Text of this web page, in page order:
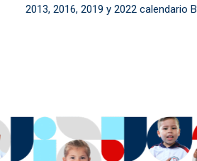
2013, 2016, 2019 y 2022 calendario B